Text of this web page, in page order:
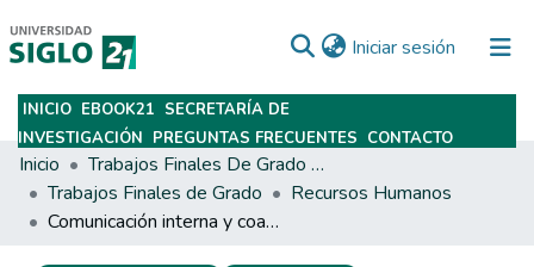
Iniciar sesión (current)
Subir
INICIO EBOOK21 SECRETARÍA DE
INVESTIGACIÓN PREGUNTAS FRECUENTES CONTACTO
Inicio
Trabajos Finales De Grado Y Posgrado
Trabajos Finales de Grado
Recursos Humanos
Comunicación interna y coaching: la importancia de una comunicación eficiente a través de líderes en la empresa A.J. and J.A. Redolfi SRL.